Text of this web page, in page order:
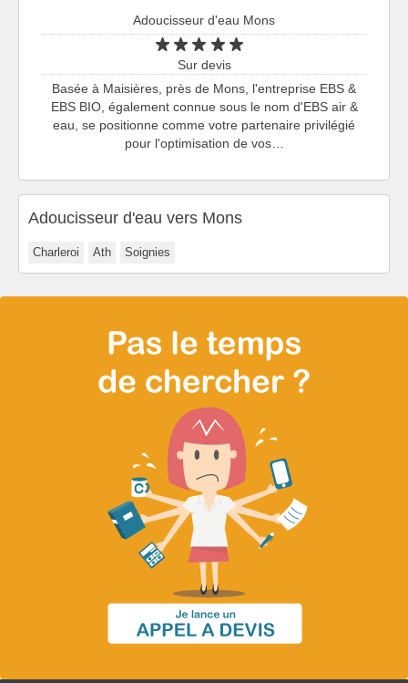
Adoucisseur d'eau Mons
Sur devis
Basée à Maisières, près de Mons, l'entreprise EBS &
EBS BIO, également connue sous le nom d'EBS air &
eau, se positionne comme votre partenaire privilégié
pour l'optimisation de vos…
Adoucisseur d'eau vers Mons
Charleroi Ath Soignies